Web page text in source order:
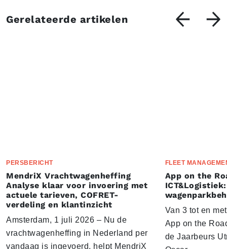
Gerelateerde artikelen
PERSBERICHT
MendriX Vrachtwagenheffing
Analyse klaar voor invoering met
actuele tarieven, COFRET-
verdeling en klantinzicht
Amsterdam, 1 juli 2026 – Nu de
vrachtwagenheffing in Nederland per
vandaag is ingevoerd, helpt MendriX
FLEET
App on the
Van 3 tot en
App on the
de Jaarbeurs